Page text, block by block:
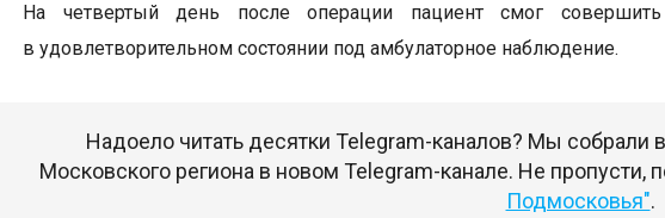
На четвертый день после операции пациент смог
в удовлетворительном состоянии под амбулаторное наблюдение.
Надоело читать десятки Telegram-каналов? Мы
Московского региона в новом Telegram-канале. Не пропусти,
Подмосковья".